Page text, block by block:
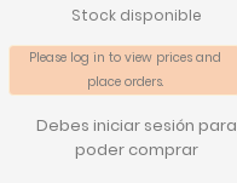
Stock disponible
Please log in to view prices and
place orders.
Debes iniciar sesión para
poder comprar